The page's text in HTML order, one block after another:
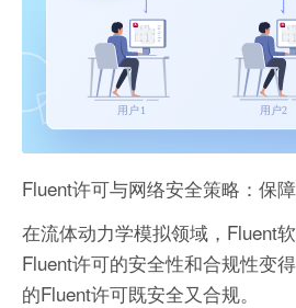
Fluent许可与网络安全策略：保
在流体动力学模拟领域，Fluent
Fluent许可的安全性和合规性变
的Fluent许可既安全又合规。